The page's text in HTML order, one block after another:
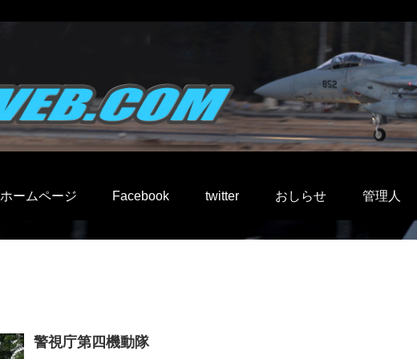
ホームページ Facebook twitter おしらせ 管理人
警視庁第四機動隊